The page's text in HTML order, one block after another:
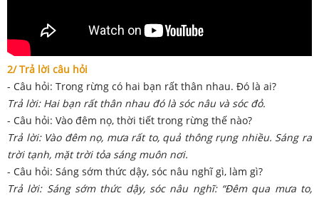
2/ Trả lời câu hỏi
- Câu hỏi: Trong rừng có hai bạn rất thân nhau. Đó là ai?
Trả lời: Hai bạn rất thân nhau đó là sóc nâu và sóc đỏ.
- Câu hỏi: Vào đêm nọ, thời tiết trong rừng thế nào?
Trả lời: Vào đêm nọ, mưa rất to, quả thông rụng nhiều. Sáng ra
trời tạnh, mặt trời tỏa sáng muôn nơi.
- Câu hỏi: Sáng sớm thức dậy, sóc nâu nghĩ gì, làm gì?
Trả lời: Sáng sớm thức dậy, sóc nâu nghĩ: “Đêm qua mưa to,